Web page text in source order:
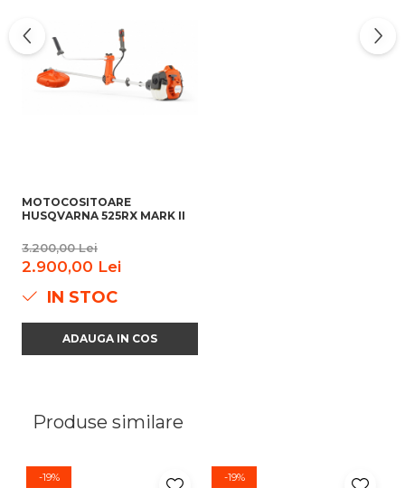
MOTOCOSITOARE
HUSQVARNA 525RX MARK II
3.200,00 Lei
2.900,00 Lei
IN STOC
ADAUGA IN COS
Produse similare
-19% -19%